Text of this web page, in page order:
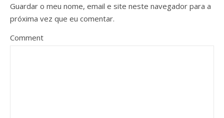
Guardar o meu nome, email e site neste navegador para a
próxima vez que eu comentar.
Comment